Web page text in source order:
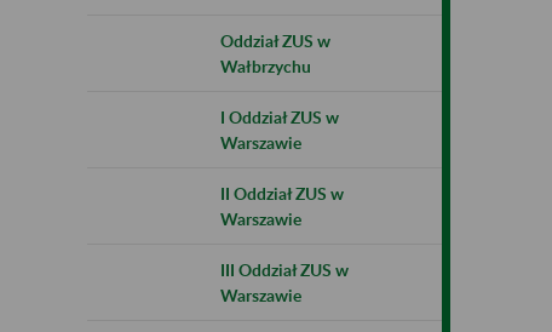
Oddział ZUS w
Wałbrzychu
I Oddział ZUS w
Warszawie
II Oddział ZUS w
Warszawie
III Oddział ZUS w
Warszawie